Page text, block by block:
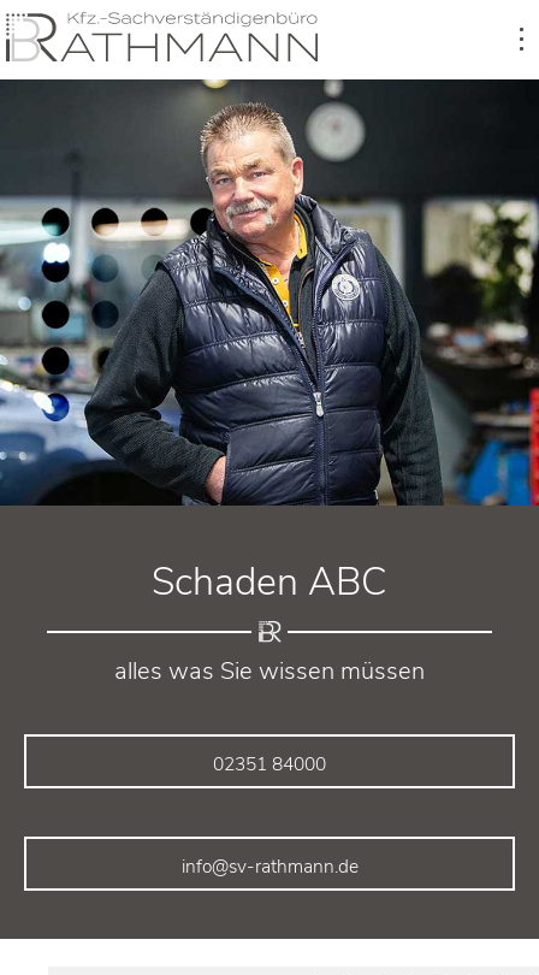
Schaden ABC
alles was Sie wissen müssen
02351 84000
info@sv-rathmann.de